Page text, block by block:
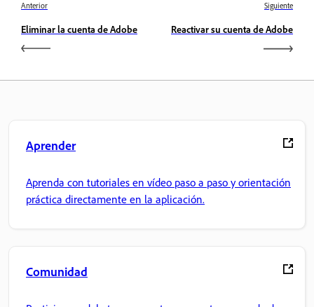
Anterior
Eliminar la cuenta de Adobe
Siguiente
Reactivar su cuenta de Adobe
Aprender
Aprenda con tutoriales en vídeo paso a paso y orientación
práctica directamente en la aplicación.
Comunidad